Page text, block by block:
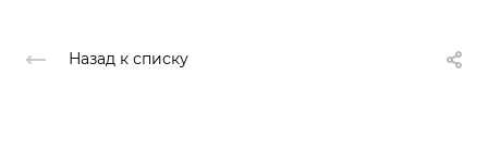
Назад к списку